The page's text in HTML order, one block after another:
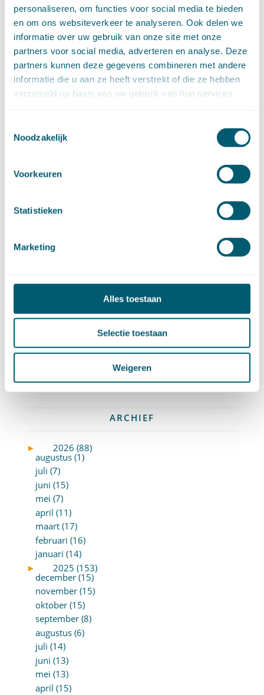
personaliseren, om functies voor social media te bieden
en om ons websiteverkeer te analyseren. Ook delen we
informatie over uw gebruik van onze site met onze
partners voor social media, adverteren en analyse. Deze
partners kunnen deze gegevens combineren met andere
informatie die u aan ze heeft verstrekt of die ze hebben
verzameld op basis van uw gebruik van hun services.
Noodzakelijk
Voorkeuren
Statistieken
Marketing
Alles toestaan
Selectie toestaan
Weigeren
Goederenrecht(96)
Grondrechten en mensenrechten(65)
Hoge Raad Algemeen(63)
Huurrecht(88)
Huwelijksvermogensrecht(71)
Insolventierecht(210)
Intellectuele-eigendomsrecht(120)
Kooprecht
Ondernemingsrecht
Pensioenrecht
Prejudiciële uitspraken HvJEU
Proces- en beslagrecht(906)
Verbintenissenrecht(323)
Vermogensrecht algemeen (94)
Verzekeringsrecht(85)
Wetgeving cassatierechtspraak(14)
Wvggz – Wzd (Wet Bopz oud)(139)
ARCHIEF
►
2026 (88)
augustus (1)
juli (7)
juni (15)
mei (7)
april (11)
maart (17)
februari (16)
januari (14)
►
2025 (153)
december (15)
november (15)
oktober (15)
september (8)
augustus (6)
juli (14)
juni (13)
mei (13)
april (15)